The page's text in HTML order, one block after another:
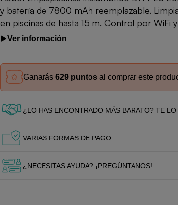
y batería de 7800 mAh reemplazable.
en piscinas de hasta 15 m. Control por WiFi
Ver información
Ganarás 629 puntos al comprar este
¿LO HAS ENCONTRADO MÁS BARATO? TE
VARIAS FORMAS DE PAGO
¿NECESITAS AYUDA? ¡PREGÚNTANOS!